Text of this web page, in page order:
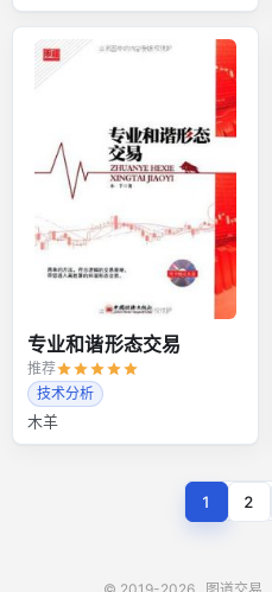
专业和谐形态交易
推荐
技术分析
木羊
1 2